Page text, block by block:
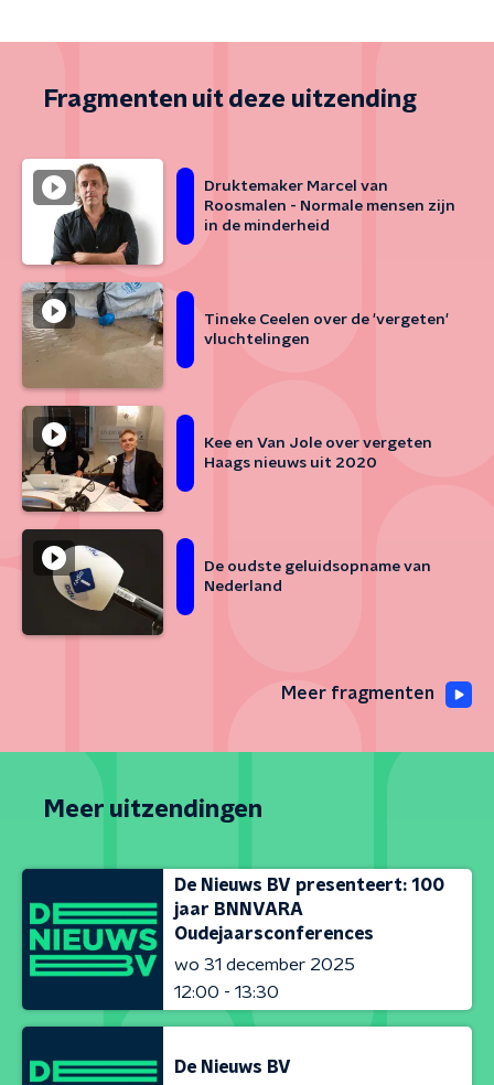
Fragmenten uit deze uitzending
Druktemaker Marcel van
Roosmalen - Normale mensen zijn
in de minderheid
Tineke Ceelen over de 'vergeten'
vluchtelingen
Kee en Van Jole over vergeten
Haags nieuws uit 2020
De oudste geluidsopname van
Nederland
Meer fragmenten
Meer uitzendingen
De Nieuws BV presenteert: 100
jaar BNNVARA
Oudejaarsconferences
wo 31 december 2025
12:00 - 13:30
De Nieuws BV